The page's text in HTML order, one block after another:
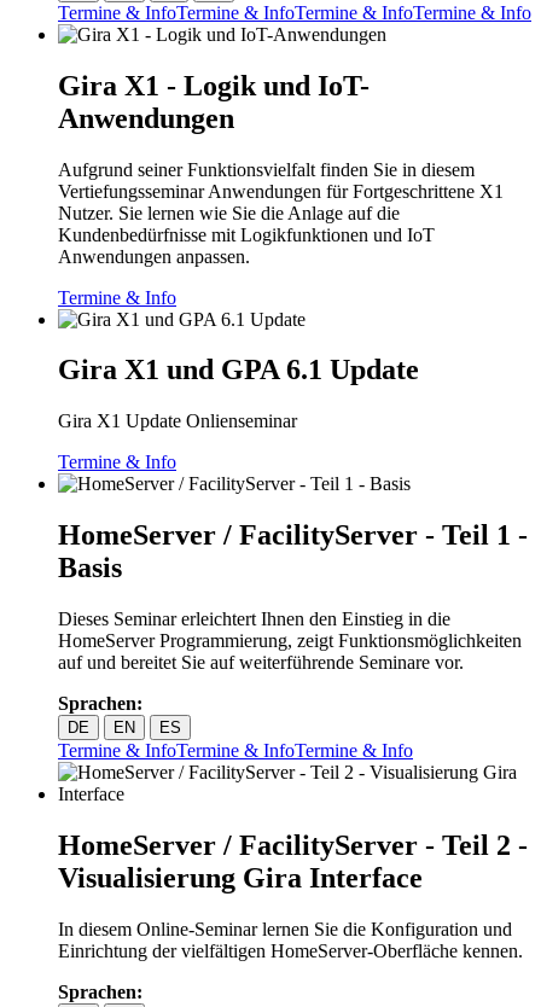
Termine & InfoTermine & InfoTermine & InfoTermine & Info
Gira X1 - Logik und IoT-
Anwendungen
Aufgrund seiner Funktionsvielfalt finden Sie in diesem
Vertiefungsseminar Anwendungen für Fortgeschrittene X1
Nutzer. Sie lernen wie Sie die Anlage auf die
Kundenbedürfnisse mit Logikfunktionen und IoT
Anwendungen anpassen.
Termine & Info
Gira X1 und GPA 6.1 Update
Gira X1 Update Onlienseminar
Termine & Info
HomeServer / FacilityServer - Teil 1 -
Basis
Dieses Seminar erleichtert Ihnen den Einstieg in die
HomeServer Programmierung, zeigt Funktionsmöglichkeiten
auf und bereitet Sie auf weiterführende Seminare vor.
Sprachen:
DE EN ES
Termine & InfoTermine & InfoTermine & Info
HomeServer / FacilityServer - Teil 2 -
Visualisierung Gira Interface
In diesem Online-Seminar lernen Sie die Konfiguration und
Einrichtung der vielfältigen HomeServer-Oberfläche kennen.
Sprachen: